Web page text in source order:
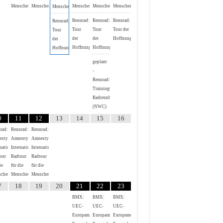
MenschenrechteMenschenrechteMenschenrechte
Rennrad:
Tour
der
Hoffnung
Menschenrechte
Rennrad:
Tour
der
Hoffnung
Menschenrechte
Rennrad:
Tour
der
Hoffnung
geplant
-
Rennrad:
Trainingsrennen
Radrennbahn
(NWC)
Menschenrechte
Rennrad:
Tour der
Hoffnung
11
Rennrad:
Amnesty
International
Radtour
für die
Menschenrechte
12
Rennrad:
Amnesty
International
Radtour
für die
Menschenrechte
13 14 15 16
18 19 20 21
BMX:
UEC-
Europameisterschaft
22
BMX:
UEC-
Europameisterschaft
23
BMX:
UEC-
Europameisterschaft